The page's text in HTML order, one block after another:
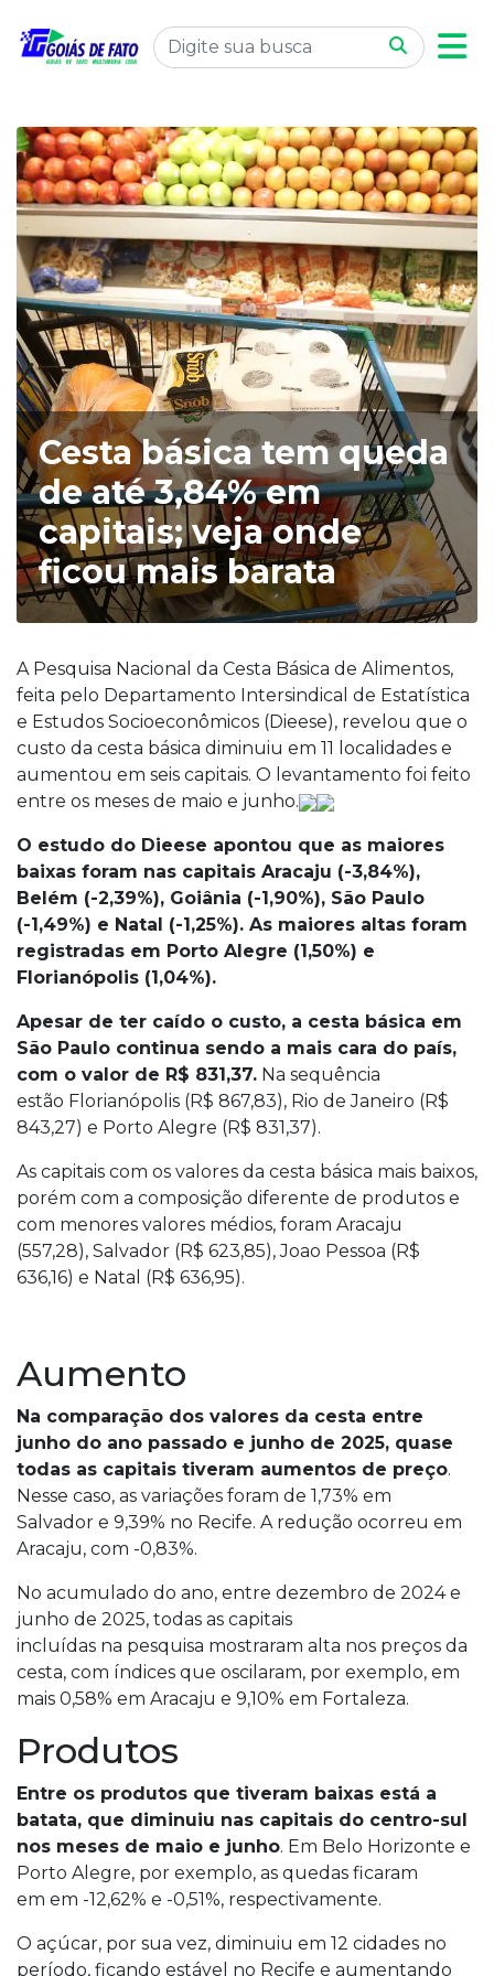
Cesta básica tem queda
de até 3,84% em
capitais; veja onde
ficou mais barata
A Pesquisa Nacional da Cesta Básica de Alimentos,
feita pelo Departamento Intersindical de Estatística
e Estudos Socioeconômicos (Dieese), revelou que o
custo da cesta básica diminuiu em 11 localidades e
aumentou em seis capitais. O levantamento foi feito
entre os meses de maio e junho.
O estudo do Dieese apontou que as maiores
baixas foram nas capitais Aracaju (-3,84%),
Belém (-2,39%), Goiânia (-1,90%), São Paulo
(-1,49%) e Natal (-1,25%). As maiores altas foram
registradas em Porto Alegre (1,50%) e
Florianópolis (1,04%).
Apesar de ter caído o custo, a cesta básica em
São Paulo continua sendo a mais cara do país,
com o valor de R$ 831,37. Na sequência
estão Florianópolis (R$ 867,83), Rio de Janeiro (R$
843,27) e Porto Alegre (R$ 831,37).
As capitais com os valores da cesta básica mais baixos,
porém com a composição diferente de produtos e
com menores valores médios, foram Aracaju
(557,28), Salvador (R$ 623,85), Joao Pessoa (R$
636,16) e Natal (R$ 636,95).
Aumento
Na comparação dos valores da cesta entre
junho do ano passado e junho de 2025, quase
todas as capitais tiveram aumentos de preço.
Nesse caso, as variações foram de 1,73% em
Salvador e 9,39% no Recife. A redução ocorreu em
Aracaju, com -0,83%.
No acumulado do ano, entre dezembro de 2024 e
junho de 2025, todas as capitais
incluídas na pesquisa mostraram alta nos preços da
cesta, com índices que oscilaram, por exemplo, em
mais 0,58% em Aracaju e 9,10% em Fortaleza.
Produtos
Entre os produtos que tiveram baixas está a
batata, que diminuiu nas capitais do centro-sul
nos meses de maio e junho. Em Belo Horizonte e
Porto Alegre, por exemplo, as quedas ficaram
em em -12,62% e -0,51%, respectivamente.
O açúcar, por sua vez, diminuiu em 12 cidades no
período, ficando estável no Recife e aumentando